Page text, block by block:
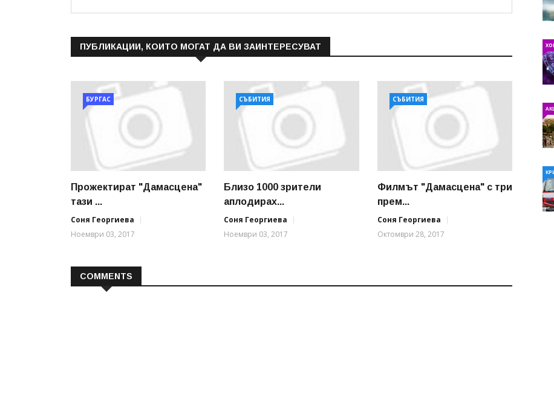
ПУБЛИКАЦИИ, КОИТО МОГАТ ДА ВИ ЗАИНТЕРЕСУВАТ
БУРГАС
Прожектират "Дамасцена"
тази ...
Соня Георгиева
Ноември 03, 2017
СЪБИТИЯ
Близо 1000 зрители
аплодирах...
Соня Георгиева
Ноември 03, 2017
СЪБИТИЯ
Филмът "Дамасцена" с три
прем...
Соня Георгиева
Октомври 28, 2017
COMMENTS